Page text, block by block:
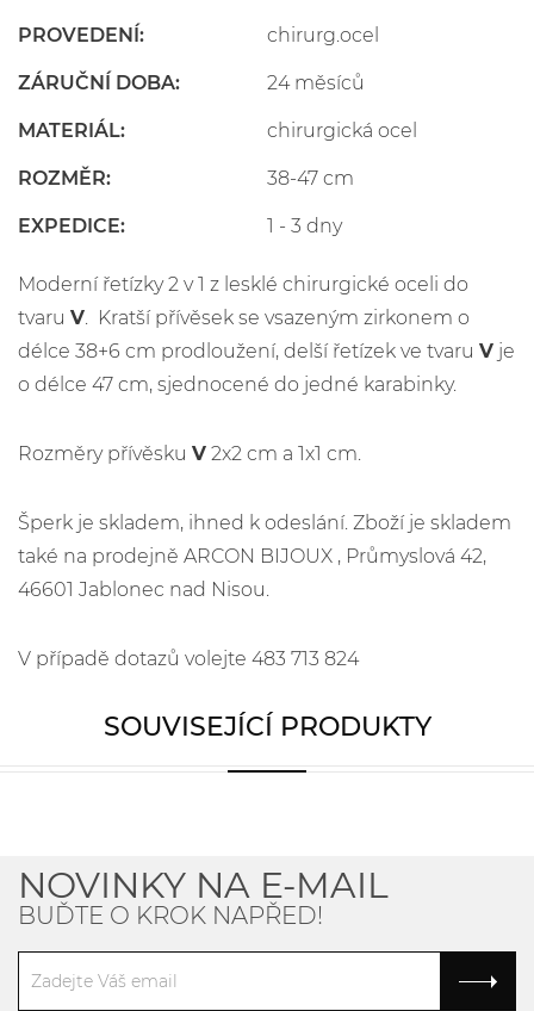
PROVEDENÍ: chirurg.ocel
ZÁRUČNÍ DOBA: 24 měsíců
MATERIÁL: chirurgická ocel
ROZMĚR: 38-47 cm
EXPEDICE: 1 - 3 dny
Moderní řetízky 2 v 1 z lesklé chirurgické oceli do
tvaru V. Kratší přívěsek se vsazeným zirkonem o
délce 38+6 cm prodloužení, delší řetízek ve tvaru V je
o délce 47 cm, sjednocené do jedné karabinky.
Rozměry přívěsku V 2x2 cm a 1x1 cm.
Šperk je skladem, ihned k odeslání. Zboží je skladem
také na prodejně ARCON BIJOUX , Průmyslová 42,
46601 Jablonec nad Nisou.
V případě dotazů volejte 483 713 824
SOUVISEJÍCÍ PRODUKTY
NOVINKY NA E-MAIL
BUĎTE O KROK NAPŘED!